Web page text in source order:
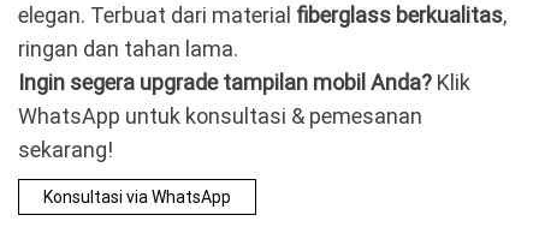
elegan. Terbuat dari material fiberglass berkualitas,
ringan dan tahan lama.
Ingin segera upgrade tampilan mobil Anda? Klik
WhatsApp untuk konsultasi & pemesanan
sekarang!
Konsultasi via WhatsApp